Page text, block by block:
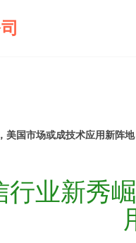
美国市场或成技术应用新阵地
行业新秀